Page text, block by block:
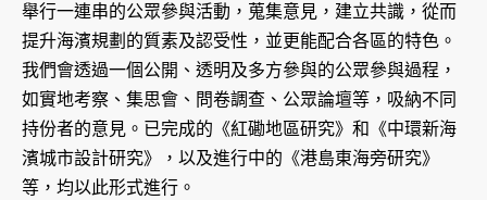
舉行一連串的公眾參與活動，蒐集意見，建立共識，從而
提升海濱規劃的質素及認受性，並更能配合各區的特色。
我們會透過一個公開、透明及多方參與的公眾參與過程，
如實地考察、集思會、問卷調查、公眾論壇等，吸納不同
持份者的意見。已完成的《紅磡地區研究》和《中環新海
濱城市設計研究》，以及進行中的《港島東海旁研究》
等，均以此形式進行。